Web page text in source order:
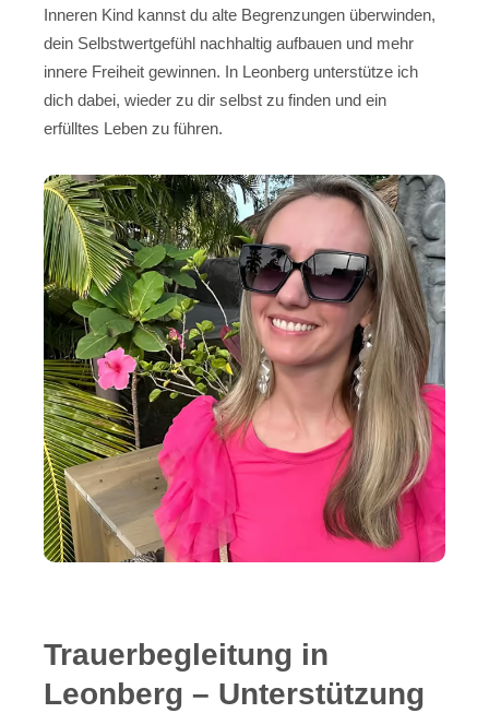
Inneren Kind kannst du alte Begrenzungen überwinden,
dein Selbstwertgefühl nachhaltig aufbauen und mehr
innere Freiheit gewinnen. In Leonberg unterstütze ich
dich dabei, wieder zu dir selbst zu finden und ein
erfülltes Leben zu führen.
Trauerbegleitung in
Leonberg – Unterstützung